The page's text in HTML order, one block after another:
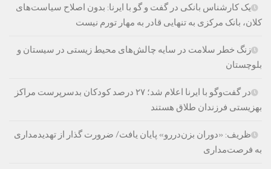
یک کارشناس بانکی در گفت و گو با ایرنا: بدون اصلاح سیاست‌های
کلان، بانک مرکزی به تنهایی قادر به مهار تورم نیست
زنگ خطر سلامت در سایه چالش‌های محیط زیستی در سیستان و
بلوچستان
در گفت‌وگو با ایرنا اعلام شد؛ ۲۷ درصد کودکان بدسرپرست مراکز
بهزیستی فرزندان طلاق هستند
ظریف: «دوران بزن‌دررو» پایان یافت/ ضرورت گذار از تهدیدمداری
به فرصت‌مداری